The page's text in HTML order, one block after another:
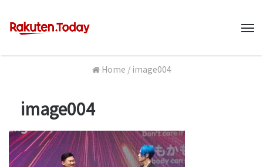
Home / image004
image004